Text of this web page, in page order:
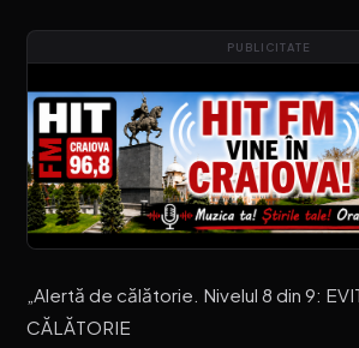
PUBLICITATE
„Alertă de călătorie. Nivelul 8 din 9:
CĂLĂTORIE